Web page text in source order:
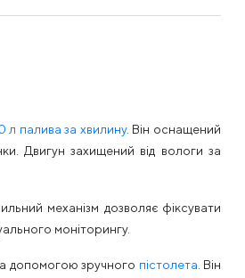
л палива за хвилину. Він оснащений
Двигун захищений від вологи за
механізм дозволяє фіксувати
моніторингу.
допомогою зручного пістолета . Він